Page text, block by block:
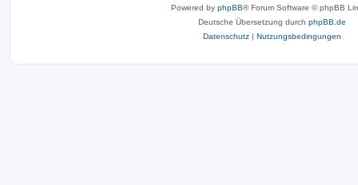
Powered by phpBB® Forum Software © phpBB
Deutsche Übersetzung durch phpBB.de
Datenschutz | Nutzungsbedingungen